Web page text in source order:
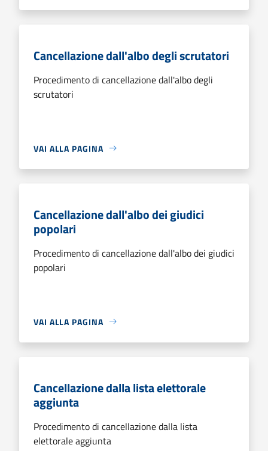
Cancellazione dall'albo degli scrutatori
Procedimento di cancellazione dall'albo degli
scrutatori
VAI ALLA PAGINA
Cancellazione dall'albo dei giudici
popolari
Procedimento di cancellazione dall'albo dei giudici
popolari
VAI ALLA PAGINA
Cancellazione dalla lista elettorale
aggiunta
Procedimento di cancellazione dalla lista
elettorale aggiunta